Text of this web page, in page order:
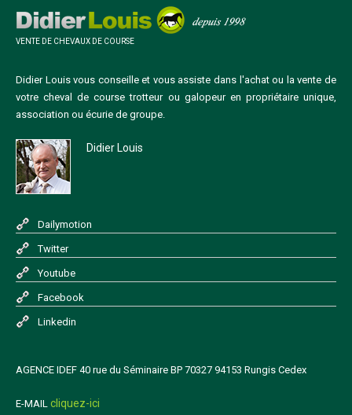
VENTE DE CHEVAUX DE COURSE
Didier Louis vous conseille et vous assiste dans l'achat ou la vente de
votre cheval de course trotteur ou galopeur en propriétaire unique,
association ou écurie de groupe.
Didier Louis
Dailymotion
Twitter
Youtube
Facebook
Linkedin
AGENCE IDEF 40 rue du Séminaire BP 70327 94153 Rungis Cedex
E-MAIL cliquez-ici